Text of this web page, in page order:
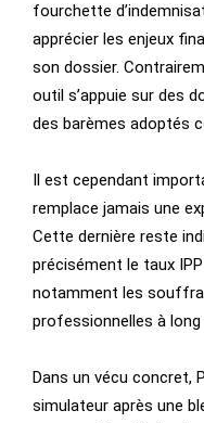
fourchette
apprécier les enjeux
son dossier.
outil s’appuie sur des
des barèmes adoptés
Il est cependant
remplace jamais une
Cette dernière reste
précisément le taux
notamment les
professionnelles à long
Dans un vécu concret,
simulateur après une